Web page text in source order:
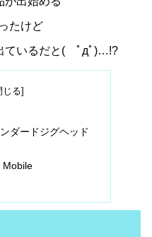
たけど
ているだと( ﾟдﾟ)…!?
ダードジグヘッド
Mobile